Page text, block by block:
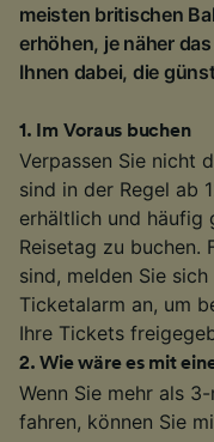
meisten britischen
erhöhen, je näher
Ihnen dabei, die
1. Im Voraus buchen
Verpassen Sie nicht
sind in der Regel ab
erhältlich und häufig
Reisetag zu buchen.
sind, melden Sie
Ticketalarm an, um
Ihre Tickets
2.Wie wäre es mit
Wenn Sie mehr als
fahren, können Sie